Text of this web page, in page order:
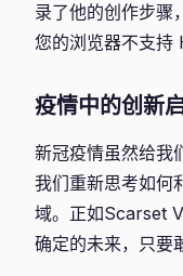
录了他的创作步骤
您的浏览器不支持
疫情中的创新
新冠疫情虽然给我
我们重新思考如何
域。正如Scarset
确定的未来，只要